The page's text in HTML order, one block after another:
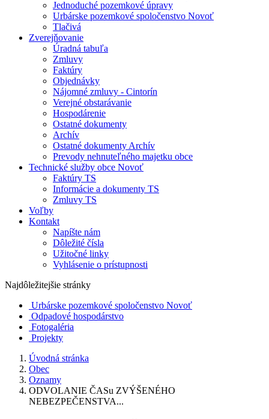
Jednoduché pozemkové úpravy
Urbárske pozemkové spoločenstvo Novoť
Tlačivá
Zverejňovanie
Úradná tabuľa
Zmluvy
Faktúry
Objednávky
Nájomné zmluvy - Cintorín
Verejné obstarávanie
Hospodárenie
Ostatné dokumenty
Archív
Ostatné dokumenty Archív
Prevody nehnuteľného majetku obce
Technické služby obce Novoť
Faktúry TS
Informácie a dokumenty TS
Zmluvy TS
Voľby
Kontakt
Napíšte nám
Dôležité čísla
Užitočné linky
Vyhlásenie o prístupnosti
Najdôležitejšie stránky
Urbárske pozemkové spoločenstvo Novoť
Odpadové hospodárstvo
Fotogaléria
Projekty
Úvodná stránka
Obec
Oznamy
ODVOLANIE ČASu ZVÝŠENÉHO
NEBEZPEČENSTVA...